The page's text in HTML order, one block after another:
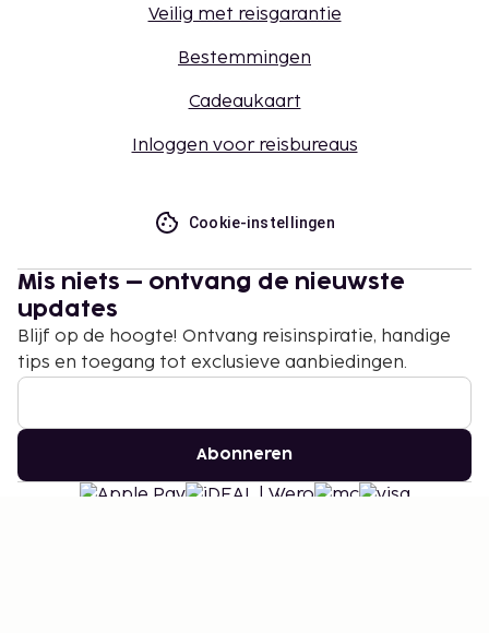
Veilig met reisgarantie
Bestemmingen
Cadeaukaart
Inloggen voor reisbureaus
Cookie-instellingen
Mis niets – ontvang de nieuwste
updates
Blijf op de hoogte! Ontvang reisinspiratie, handige
tips en toegang tot exclusieve aanbiedingen.
Abonneren